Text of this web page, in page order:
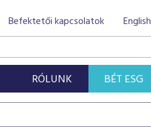
Befektetői kapcsolatok English
RÓLUNK BÉT ESG